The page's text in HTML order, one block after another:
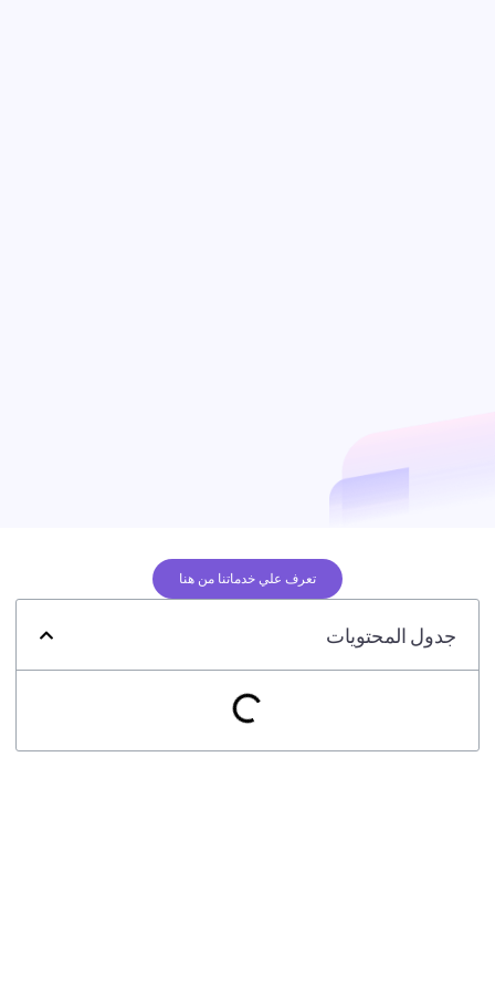
تعرف علي خدماتنا من هنا
جدول المحتويات